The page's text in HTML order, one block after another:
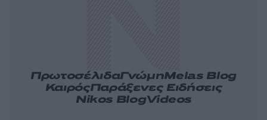
ΠρωτοσέλιδαΓνώμηMelas Blog
ΚαιρόςΠαράξενες Ειδήσεις
Nikos BlogVideos